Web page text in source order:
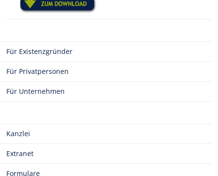
Für Existenzgründer
Für Privatpersonen
Für Unternehmen
Kanzlei
Extranet
Formulare